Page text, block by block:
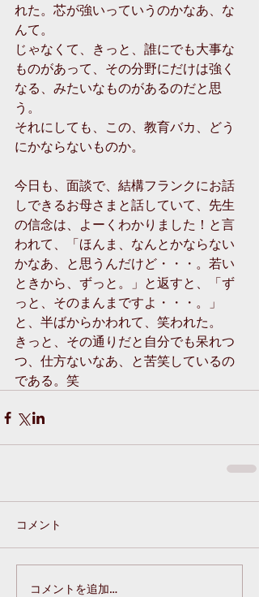
れた。芯が強いっていうのかなあ、な
んて。
じゃなくて、きっと、誰にでも大事な
ものがあって、その分野にだけは強く
なる、みたいなものがあるのだと思
う。
それにしても、この、教育バカ、どう
にかならないものか。
今日も、面談で、結構フランクにお話
しできるお母さまと話していて、先生
の信念は、よーくわかりました！と言
われて、「ほんま、なんとかならない
かなあ、と思うんだけど・・・。若い
ときから、ずっと。」と返すと、「ず
っと、そのまんまですよ・・・。」
と、半ばからかわれて、笑われた。
きっと、その通りだと自分でも呆れつ
つ、仕方ないなあ、と苦笑しているの
である。笑
コメント
コメントを追加…